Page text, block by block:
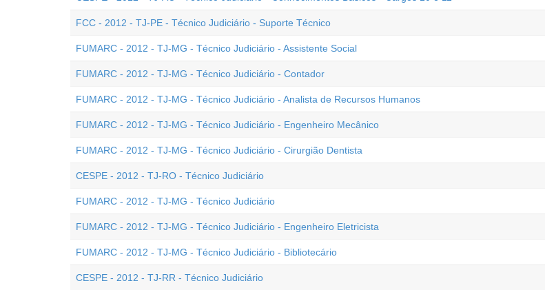
FCC - 2012 - TJ-PE - Técnico Judiciário - Suporte Técnico
FUMARC - 2012 - TJ-MG - Técnico Judiciário - Assistente Social
FUMARC - 2012 - TJ-MG - Técnico Judiciário - Contador
FUMARC - 2012 - TJ-MG - Técnico Judiciário - Analista de Recursos Humanos
FUMARC - 2012 - TJ-MG - Técnico Judiciário - Engenheiro Mecânico
FUMARC - 2012 - TJ-MG - Técnico Judiciário - Cirurgião Dentista
CESPE - 2012 - TJ-RO - Técnico Judiciário
FUMARC - 2012 - TJ-MG - Técnico Judiciário
FUMARC - 2012 - TJ-MG - Técnico Judiciário - Engenheiro Eletricista
FUMARC - 2012 - TJ-MG - Técnico Judiciário - Bibliotecário
CESPE - 2012 - TJ-RR - Técnico Judiciário